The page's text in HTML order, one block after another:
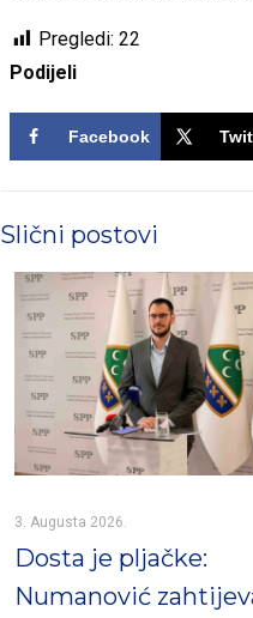
Pregledi: 22
Podijeli
Facebook
Slični postovi
3. Augusta 2026.
Dosta je pljačke:
Numanović